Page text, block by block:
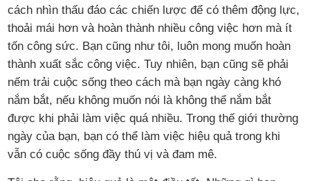
cách nhìn thấu đáo các chiến lược để có thêm động lực,
thoải mái hơn và hoàn thành nhiều công việc hơn mà ít
tốn công sức. Bạn cũng như tôi, luôn mong muốn hoàn
thành xuất sắc công việc. Tuy nhiên, bạn cũng sẽ phải
nếm trải cuộc sống theo cách mà bạn ngày càng khó
nắm bắt, nếu không muốn nói là không thể nắm bắt
được khi phải làm việc quá nhiều. Trong thế giới thường
ngày của bạn, bạn có thể làm việc hiệu quả trong khi
vẫn có cuộc sống đầy thú vị và đam mê.